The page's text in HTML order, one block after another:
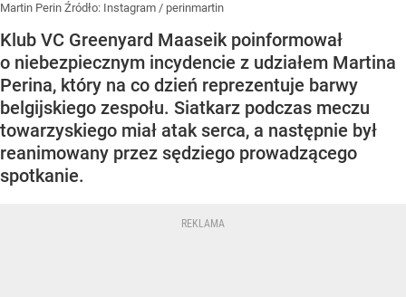
Martin Perin Źródło: Instagram / perinmartin
Klub VC Greenyard Maaseik poinformował
o niebezpiecznym incydencie z udziałem Martina
Perina, który na co dzień reprezentuje barwy
belgijskiego zespołu. Siatkarz podczas meczu
towarzyskiego miał atak serca, a następnie był
reanimowany przez sędziego prowadzącego
spotkanie.